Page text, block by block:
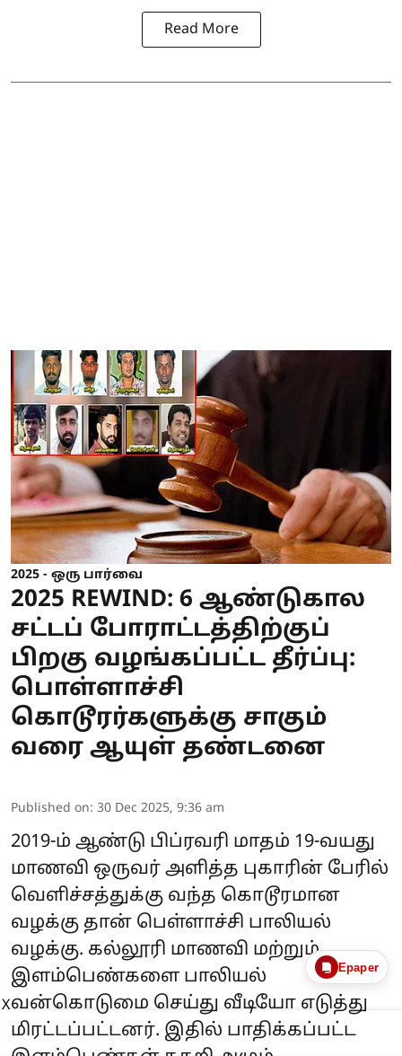
Read More
2025 - ஒரு பார்வை
2025 REWIND: 6 ஆண்டுகால
சட்டப் போராட்டத்திற்குப்
பிறகு வழங்கப்பட்ட தீர்ப்பு:
பொள்ளாச்சி
கொடூரர்களுக்கு சாகும்
வரை ஆயுள் தண்டனை
Published on: 30 Dec 2025, 9:36 am
2019-ம் ஆண்டு பிப்ரவரி மாதம் 19-வயது
மாணவி ஒருவர் அளித்த புகாரின் பேரில்
வெளிச்சத்துக்கு வந்த கொடூரமான
வழக்கு தான் பெள்ளாச்சி பாலியல்
வழக்கு. கல்லூரி மாணவி மற்றும்
இளம்பெண்களை பாலியல்
வன்கொடுமை செய்து வீடியோ எடுத்து
மிரட்டப்பட்டனர். இதில் பாதிக்கப்பட்ட
Epaper
X